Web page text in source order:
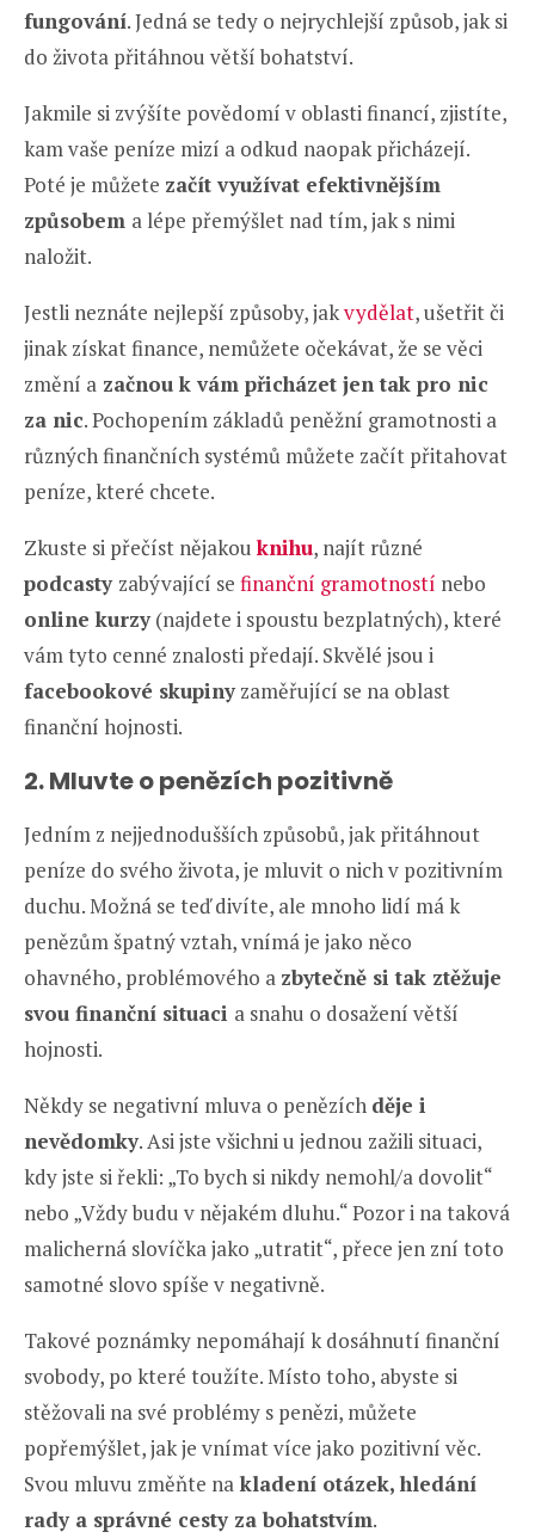
fungování. Jedná se tedy o nejrychlejší způsob, jak si
do života přitáhnou větší bohatství.
Jakmile si zvýšíte povědomí v oblasti financí, zjistíte,
kam vaše peníze mizí a odkud naopak přicházejí.
Poté je můžete začít využívat efektivnějším
způsobem a lépe přemýšlet nad tím, jak s nimi
naložit.
Jestli neznáte nejlepší způsoby, jakvydělat, ušetřit či
jinak získat finance, nemůžete očekávat, že se věci
změní a začnou k vám přicházet jen tak pro nic
za nic. Pochopením základů peněžní gramotnosti a
různých finančních systémů můžete začít přitahovat
peníze, které chcete.
Zkuste si přečíst nějakouknihu, najít různé
podcasty zabývající se finanční gramotností nebo
online kurzy(najdete i spoustu bezplatných), které
vám tyto cenné znalosti předají. Skvělé jsou i
facebookové skupinyzaměřující se na oblast
finanční hojnosti.
2. Mluvte o penězích pozitivně
Jedním z nejjednodušších způsobů, jak přitáhnout
peníze do svého života, je mluvit o nich v pozitivním
duchu. Možná se teď divíte, ale mnoho lidí má k
penězům špatný vztah, vnímá je jako něco
ohavného, problémového a zbytečně si tak ztěžuje
svou finanční situaci a snahu o dosažení větší
hojnosti.
Někdy se negativní mluva o penězích děje i
nevědomky. Asi jste všichni u jednou zažili situaci,
kdy jste si řekli: „To bych si nikdy nemohl/a dovolit“
nebo „Vždy budu v nějakém dluhu.“ Pozor i na taková
malicherná slovíčka jako „utratit“, přece jen zní toto
samotné slovo spíše v negativně.
Takové poznámky nepomáhají k dosáhnutí finanční
svobody, po které toužíte. Místo toho, abyste si
stěžovali na své problémy s penězi, můžete
popřemýšlet, jak je vnímat více jako pozitivní věc.
Svou mluvu změňte na kladení otázek, hledání
rady a správné cesty za bohatstvím.